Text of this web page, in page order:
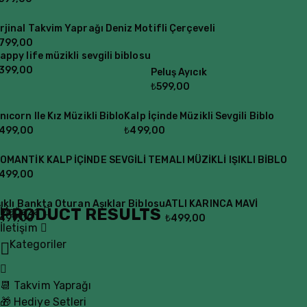
Takvim Yaprağı Deniz Motifli Çerçeveli
life müzikli sevgili biblosu
Peluş Ayıcık
₺599,00
Ile Kız Müzikli Biblo Kalp İçinde Müzikli Sevgili Biblo
₺499,00
KALP İÇİNDE SEVGİLİ TEMALI MÜZİKLİ IŞIKLI BİBLO
Bankta Oturan Aşıklar BiblosuATLI KARINCA MAVİ
₺499,00
PRODUCT RESULTS
Mağaza
İletişim
Kategoriler
📆 Takvim Yaprağı
🎁 Hediye Setleri